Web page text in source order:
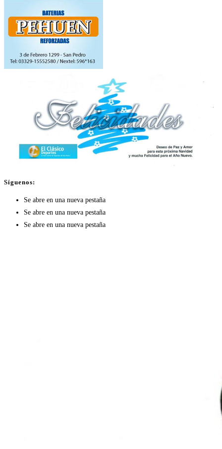
Síguenos:
Se abre en una nueva pestaña
Se abre en una nueva pestaña
Se abre en una nueva pestaña